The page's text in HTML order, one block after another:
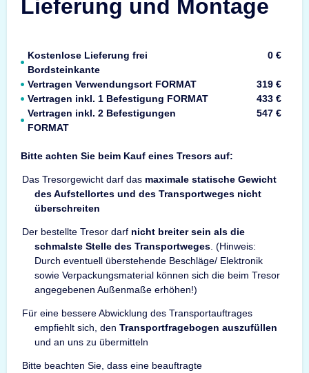
Lieferung und Montage
Kostenlose Lieferung frei
Bordsteinkante
0 €
Vertragen Verwendungsort FORMAT
319 €
Vertragen inkl. 1 Befestigung FORMAT
433 €
Vertragen inkl. 2 Befestigungen
FORMAT
547 €
Bitte achten Sie beim Kauf eines Tresors auf:
Das Tresorgewicht darf das maximale statische Gewicht
des Aufstellortes und des Transportweges nicht
überschreiten
Der bestellte Tresor darf nicht breiter sein als die
schmalste Stelle des Transportweges . (Hinweis:
Durch eventuell überstehende Beschläge/ Elektronik
sowie Verpackungsmaterial können sich die beim Tresor
angegebenen Außenmaße erhöhen!)
Für eine bessere Abwicklung des Transportauftrages
empfiehlt sich, den Transportfragebogen auszufüllen
und an uns zu übermitteln
Bitte beachten Sie, dass eine beauftragte